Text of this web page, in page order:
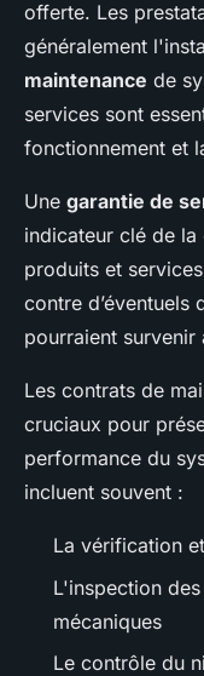
offerte. Les
généralement
maintenance de
services sont
fonctionnement et
Une garantie de
indicateur clé de
produits et
contre d’éventuels
pourraient
Les contrats de
cruciaux pour
performance du
incluent souvent :
La vérification
L'inspection
mécaniques
Le contrôle du